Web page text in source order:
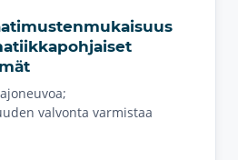
valvonta varmistaa